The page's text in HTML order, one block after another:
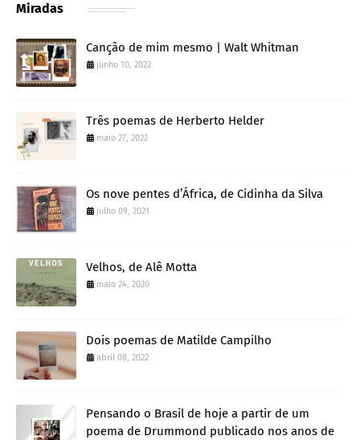
Miradas
Canção de mim mesmo | Walt Whitman
junho 10, 2022
Três poemas de Herberto Helder
maio 27, 2022
Os nove pentes d’África, de Cidinha da Silva
julho 09, 2021
Velhos, de Alê Motta
maio 24, 2020
Dois poemas de Matilde Campilho
abril 08, 2022
Pensando o Brasil de hoje a partir de um
poema de Drummond publicado nos anos de